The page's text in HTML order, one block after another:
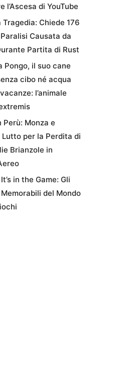
l’Ascesa di YouTube
Tragedia: Chiede 176
Causata da
Partita di Rust
Pongo, il suo cane
cibo né acqua
l’animale
Perù: Monza e
Lutto per la Perdita di
Brianzole in
in the Game: Gli
del Mondo